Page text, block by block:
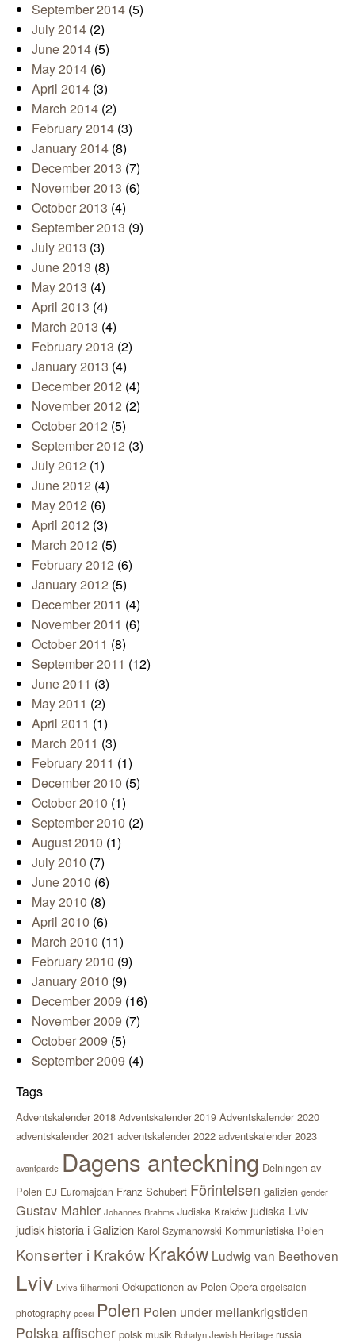
September 2014 (5)
July 2014 (2)
June 2014 (5)
May 2014 (6)
April 2014 (3)
March 2014 (2)
February 2014 (3)
January 2014 (8)
December 2013 (7)
November 2013 (6)
October 2013 (4)
September 2013 (9)
July 2013 (3)
June 2013 (8)
May 2013 (4)
April 2013 (4)
March 2013 (4)
February 2013 (2)
January 2013 (4)
December 2012 (4)
November 2012 (2)
October 2012 (5)
September 2012 (3)
July 2012 (1)
June 2012 (4)
May 2012 (6)
April 2012 (3)
March 2012 (5)
February 2012 (6)
January 2012 (5)
December 2011 (4)
November 2011 (6)
October 2011 (8)
September 2011 (12)
June 2011 (3)
May 2011 (2)
April 2011 (1)
March 2011 (3)
February 2011 (1)
December 2010 (5)
October 2010 (1)
September 2010 (2)
August 2010 (1)
July 2010 (7)
June 2010 (6)
May 2010 (8)
April 2010 (6)
March 2010 (11)
February 2010 (9)
January 2010 (9)
December 2009 (16)
November 2009 (7)
October 2009 (5)
September 2009 (4)
Tags
Adventskalender 2018 Adventskalender 2019 Adventskalender 2020
adventskalender 2021 adventskalender 2022 adventskalender 2023
avantgarde Dagens anteckning Delningen av
Polen EU Euromajdan Franz Schubert Förintelsen galizien gender
Gustav Mahler Johannes Brahms Judiska Kraków judiska Lviv
judisk historia i Galizien Karol Szymanowski Kommunistiska Polen
Konserter i KrakówKraków Ludwig van Beethoven
Lviv Lvivs filharmoni Ockupationen av Polen Opera orgelsalen
photography poesi Polen Polen under mellankrigstiden
Polska affischer polsk musik Rohatyn Jewish Heritage russia